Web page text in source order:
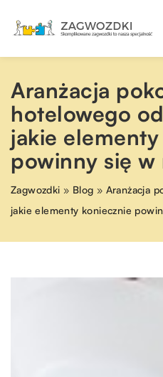
Aranżacja
hotelowego
jakie
powinny się w
Zagwozdki » Blog » Aranżacja
jakie elementy koniecznie